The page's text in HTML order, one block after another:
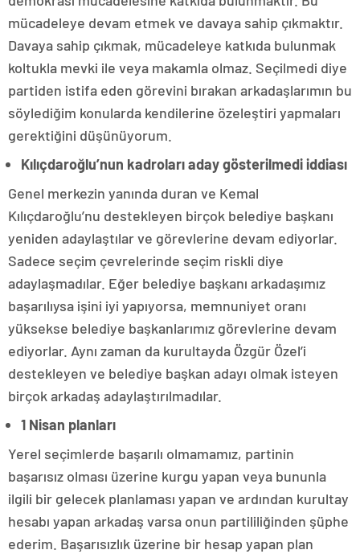
mücadeleye devam etmek ve davaya sahip çıkmaktır.
Davaya sahip çıkmak, mücadeleye katkıda bulunmak
koltukla mevki ile veya makamla olmaz. Seçilmedi diye
partiden istifa eden görevini bırakan arkadaşlarımın bu
söylediğim konularda kendilerine özeleştiri yapmaları
gerektiğini düşünüyorum.
Kılıçdaroğlu’nun kadroları aday gösterilmedi iddiası
Genel merkezin yanında duran ve Kemal
Kılıçdaroğlu’nu destekleyen birçok belediye başkanı
yeniden adaylaştılar ve görevlerine devam ediyorlar.
Sadece seçim çevrelerinde seçim riskli diye
adaylaşmadılar. Eğer belediye başkanı arkadaşımız
başarılıysa işini iyi yapıyorsa, memnuniyet oranı
yüksekse belediye başkanlarımız görevlerine devam
ediyorlar. Aynı zaman da kurultayda Özgür Özel’i
destekleyen ve belediye başkan adayı olmak isteyen
birçok arkadaş adaylaştırılmadılar.
1 Nisan planları
Yerel seçimlerde başarılı olmamamız, partinin
başarısız olması üzerine kurgu yapan veya bununla
ilgili bir gelecek planlaması yapan ve ardından kurultay
hesabı yapan arkadaş varsa onun partililiğinden şüphe
ederim. Başarısızlık üzerine bir hesap yapan plan